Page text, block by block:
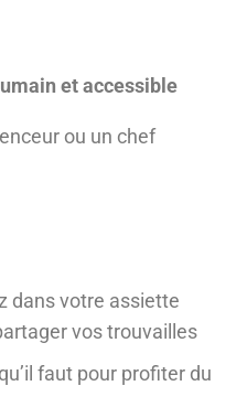
et accessible
ou un chef
dans votre assiette
vos trouvailles
faut pour profiter du